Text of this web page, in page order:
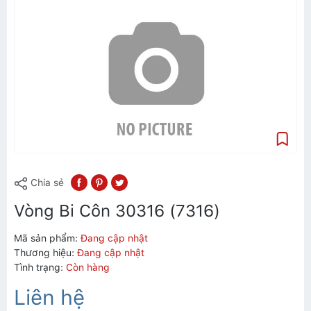
Chia sẻ
Vòng Bi Côn 30316 (7316)
Mã sản phẩm: Đang cập nhật
Thương hiệu: Đang cập nhật
Tình trạng: Còn hàng
Liên hệ